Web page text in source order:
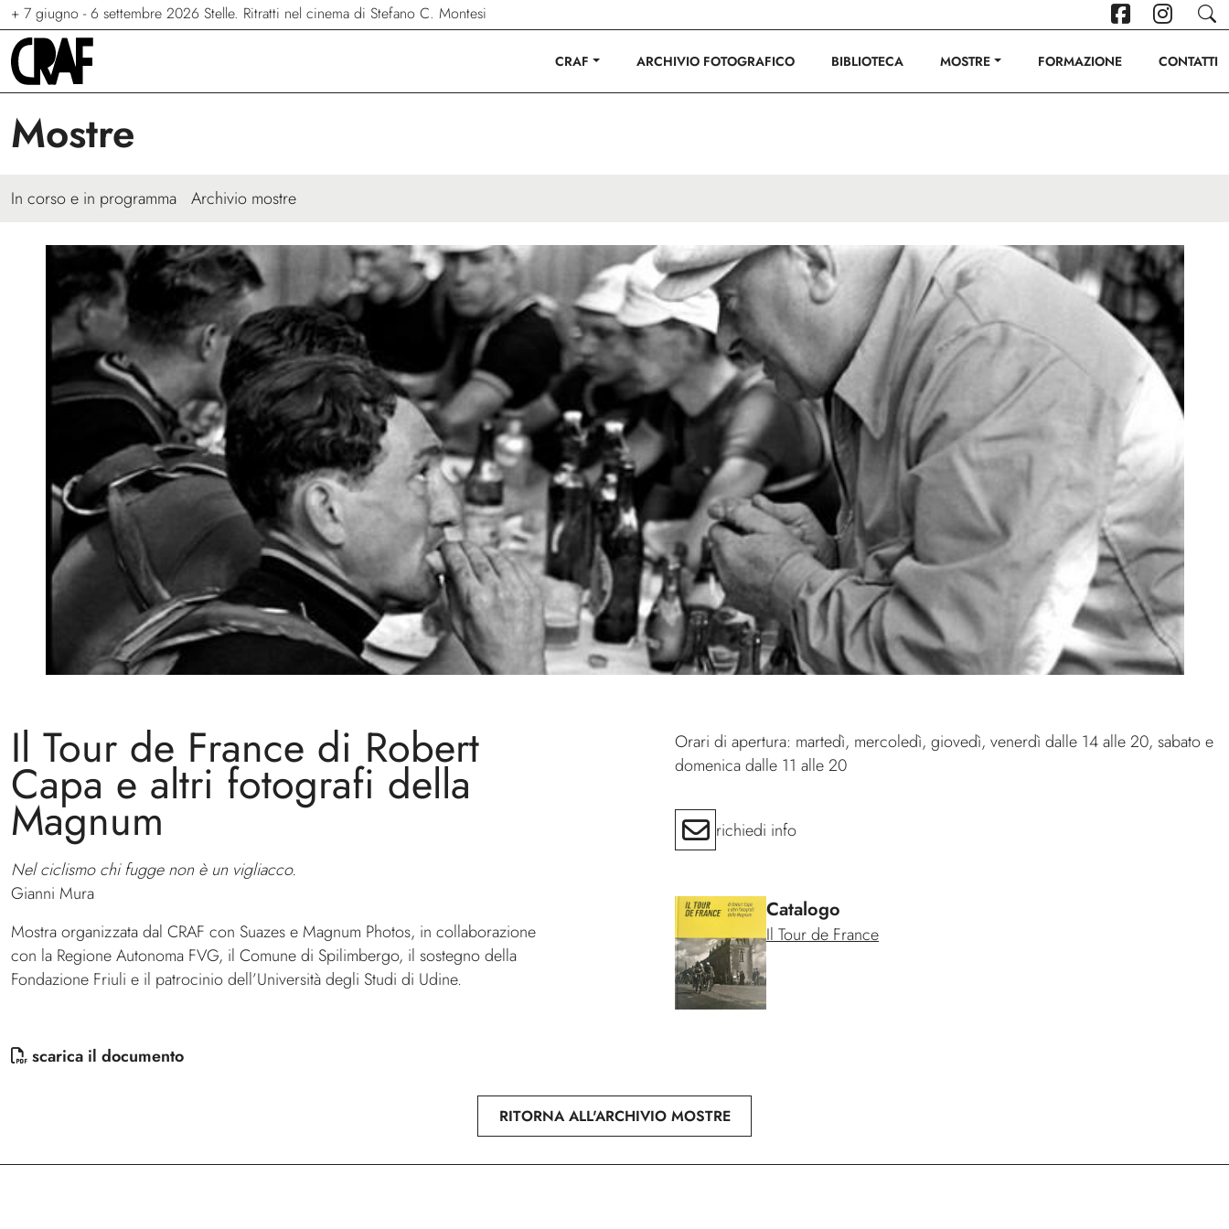
+ 7 giugno - 6 settembre 2026 Stelle. Ritratti nel cinema di Stefano C. Montesi
+ 23 maggio - 13 settembre 2026 Terraferma
+ 24/04/2026 - 27/09/2026 Via per le strade
CRAF ARCHIVIO FOTOGRAFICO BIBLIOTECA MOSTRE FORMAZIONE CONTATTI
Mostre
In corso e in programma Archivio mostre
Il Tour de France di Robert
Capa e altri fotografi della
Magnum
Nel ciclismo chi fugge non è un vigliacco.
Gianni Mura
Mostra organizzata dal CRAF con Suazes e Magnum Photos, in collaborazione
con la Regione Autonoma FVG, il Comune di Spilimbergo, il sostegno della
Fondazione Friuli e il patrocinio dell’Università degli Studi di Udine.
scarica il documento
Orari di apertura: martedì, mercoledì, giovedì, venerdì dalle 14 alle 20, sabato e
domenica dalle 11 alle 20
richiedi info
Catalogo
Il Tour de France
RITORNA ALL'ARCHIVIO MOSTRE